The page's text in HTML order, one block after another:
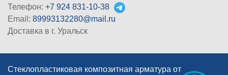
Телефон: +7 924 831-10-38
Email: 89993132280@mail.ru
Доставка в г. Уральск
Стеклопластиковая композитная арматура от